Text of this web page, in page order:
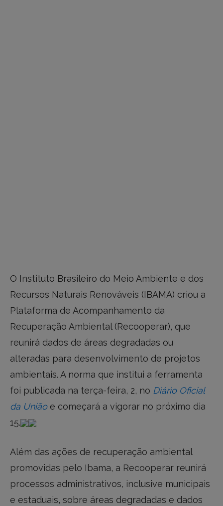
O Instituto Brasileiro do Meio Ambiente e dos
Recursos Naturais Renováveis (IBAMA) criou a
Plataforma de Acompanhamento da
Recuperação Ambiental (Recooperar), que
reunirá dados de áreas degradadas ou
alteradas para desenvolvimento de projetos
ambientais. A norma que institui a ferramenta
foi publicada na terça-feira, 2, no Diário Oficial
da Uniãoe começará a vigorar no próximo dia
15.
Além das ações de recuperação ambiental
promovidas pelo Ibama, a Recooperar reunirá
processos administrativos, inclusive municipais
e estaduais, sobre áreas degradadas e dados